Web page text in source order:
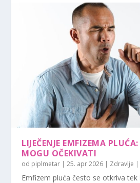
LIJEČENJE EMFIZEMA
MOGU OČEKIVATI
od piplmetar |25. apr 2026 | Zdravlje |
Emfizem pluća često se otkriva